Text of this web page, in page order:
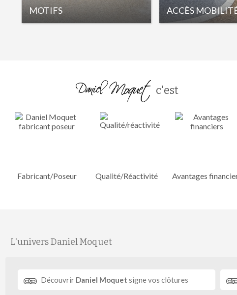
MOTIFS ACCÈS
c'est
Fabricant/Poseur Qualité/Réactivité Avantages
L'univers Daniel Moquet
Découvrir Daniel Moquet signe vos clôtures